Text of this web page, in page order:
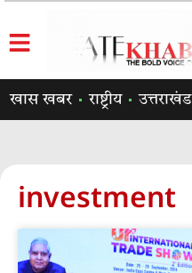
खास खबर राष्ट्रीय उत्तराखंड
investment